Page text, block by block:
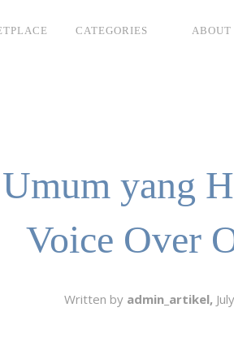
CATEGORIES ABOUT
yang
Voice Over
Written by admin_artikel,